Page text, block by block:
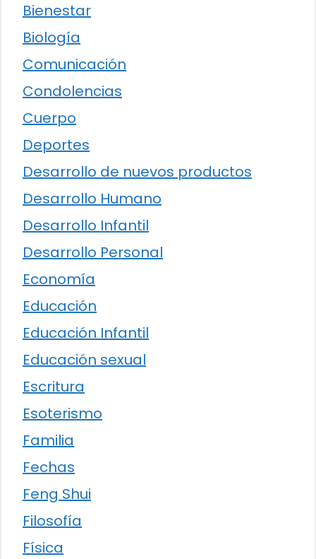
Bienestar
Biología
Comunicación
Condolencias
Cuerpo
Deportes
Desarrollo de nuevos productos
Desarrollo Humano
Desarrollo Infantil
Desarrollo Personal
Economía
Educación
Educación Infantil
Educación sexual
Escritura
Esoterismo
Familia
Fechas
Feng Shui
Filosofía
Física